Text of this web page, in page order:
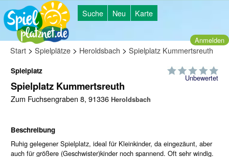
Suche Neu Karte
Anmelden
Start > Spielplätze > Heroldsbach > Spielplatz Kummertsreuth
Unbewertet
Spielplatz
Spielplatz Kummertsreuth
Zum Fuchsengraben 8, 91336 Heroldsbach
Beschreibung
Ruhig gelegener Spielplatz, ideal für Kleinkinder, da eingezäunt, aber
auch für größere (Geschwister)kinder noch spannend. Oft sehr windig.